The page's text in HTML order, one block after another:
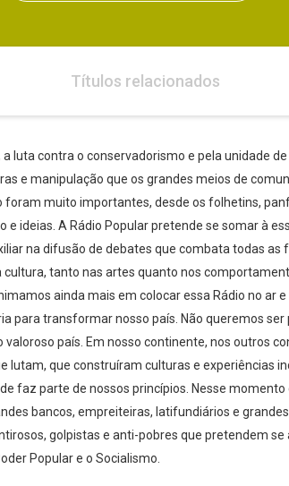
Títulos relacionados
luta contra o conservadorismo e pela unidade
e manipulação que os grandes meios de
muito importantes, desde os folhetins,
ideias. A Rádio Popular pretende se somar à
na difusão de debates que combata todas as
tanto nas artes quanto nos
ainda mais em colocar essa Rádio no ar
para transformar nosso país. Não queremos
país. Em nosso continente, nos outros
lutam, que construíram culturas e experiências
faz parte de nossos princípios. Nesse
bancos, empreiteiras, latifundiários e
golpistas e anti-pobres que pretendem
Popular e o Socialismo.